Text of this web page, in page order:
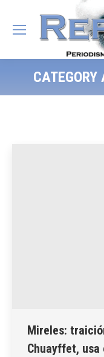
Mireles:
Chuayffet,